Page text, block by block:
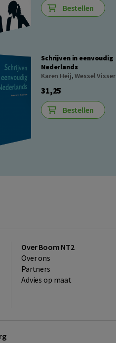
Bestellen
Schrijven in eenvoudig
Nederlands
Karen Heij,Wessel Visser
31,25
Bestellen
Over Boom NT2
Over ons
Partners
Advies op maat